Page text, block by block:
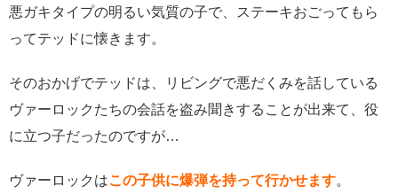
悪ガキタイプの明るい気質の子で、ステーキおごってもら
ってテッドに懐きます。
そのおかげでテッドは、リビングで悪だくみを話している
ヴァーロックたちの会話を盗み聞きすることが出来て、役
に立つ子だったのですが…
ヴァーロックはこの子供に爆弾を持って行かせます。